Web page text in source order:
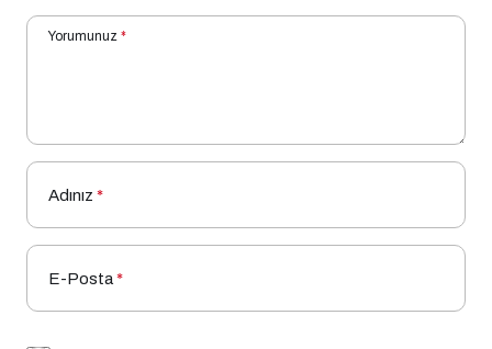
Yorumunuz *
Adınız *
E-Posta*